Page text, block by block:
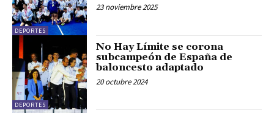
DEPORTES
23 noviembre 2025
DEPORTES
No Hay Límite se corona
subcampeón de España de
baloncesto adaptado
20 octubre 2024